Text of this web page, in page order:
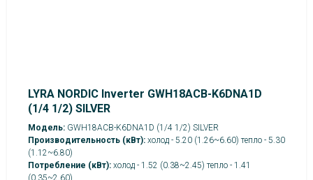
LYRA NORDIC Inverter GWH18ACВ-K6DNA1D
(1/4 1/2) SILVER
Модель: GWH18ACВ-K6DNA1D (1/4 1/2) SILVER
Производительность (кВт): холод - 5.20 (1.26~6.60) тепло - 5.30
(1.12~6.80)
Потребление (кВт): холод - 1.52 (0.38~2.45) тепло - 1.41
(0.35~2.60)